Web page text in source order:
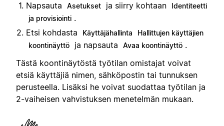
Napsauta
Asetukset ja siirry kohtaan
Identiteetti
ja provisiointi .
Etsi kohdasta
Käyttäjähallinta
Hallittujen käyttäjien
koontinäyttö
ja napsauta Avaa koontinäyttö .
Tästä koontinäytöstä työtilan omistajat voivat
etsiä käyttäjiä nimen, sähköpostin tai tunnuksen
perusteella. Lisäksi he voivat suodattaa työtilan ja
2-vaiheisen vahvistuksen menetelmän mukaan.